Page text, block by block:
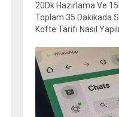
20Dk Hazırlama Ve
Toplam 35 Dakikada
Köfte Tarifi Nasıl